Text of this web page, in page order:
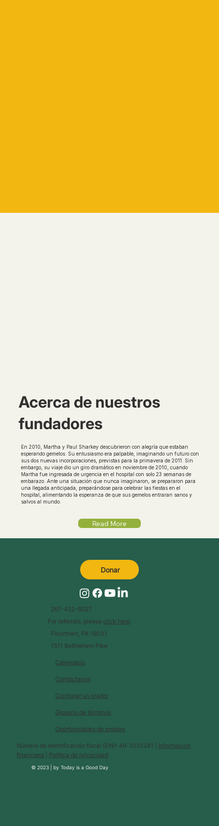
Acerca de nuestros
fundadores
En 2010, Martha y Paul Sharkey descubrieron con alegría que estaban
esperando gemelos. Su entusiasmo era palpable, imaginando un futuro con
sus dos nuevas incorporaciones, previstas para la primavera de 2011. Sin
embargo, su viaje dio un giro dramático en noviembre de 2010, cuando
Martha fue ingresada de urgencia en el hospital con solo 23 semanas de
embarazo. Ante una situación que nunca imaginaron, se prepararon para
una llegada anticipada, preparándose para celebrar las fiestas en el
hospital, alimentando la esperanza de que sus gemelos entraran sanos y
salvos al mundo.
Read More
Calendario
Glosario de términos
Contáctanos
Contratar un orador
Oportunidades de empleo
Número de identificación fiscal (EIN): 46-3231241 | Información
financiera
Política de privacidad
© 2023 |byToday is a Good Day
267-422-6027
For referrals, please click here.
Flourtown, PA 19031
1511 Bethlehem Pike
Donar